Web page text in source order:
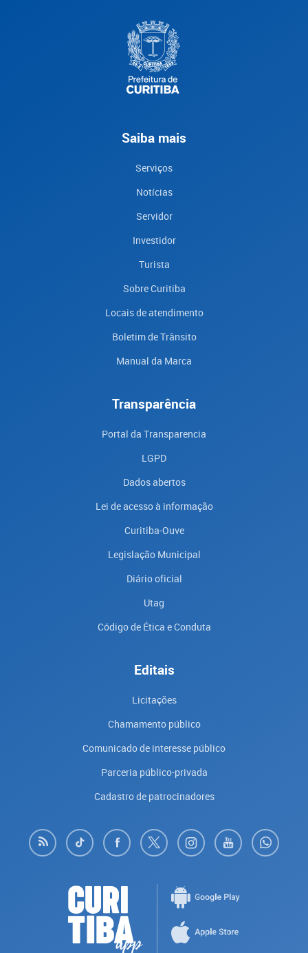
Saiba mais
Serviços
Notícias
Servidor
Investidor
Turista
Sobre Curitiba
Locais de atendimento
Boletim de Trânsito
Manual da Marca
Transparência
Portal da Transparencia
LGPD
Dados abertos
Lei de acesso à informação
Curitiba-Ouve
Legislação Municipal
Diário oficial
Utag
Código de Ética e Conduta
Editais
Licitações
Chamamento público
Comunicado de interesse público
Parceria público-privada
Cadastro de patrocinadores